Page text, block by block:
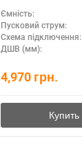
Ємність:
Пусковий струм:
Схема підключення:
ДШВ (мм):
4,970 грн.